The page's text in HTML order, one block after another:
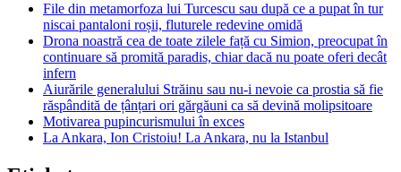
File din metamorfoza lui Turcescu sau după ce a pupat în tur
niscai pantaloni roșii, fluturele redevine omidă
Drona noastră cea de toate zilele față cu Simion, preocupat în
continuare să promită paradis, chiar dacă nu poate oferi decât
infern
Aiurările generalului Străinu sau nu-i nevoie ca prostia să fie
răspândită de țânțari ori gărgăuni ca să devină molipsitoare
Motivarea pupincurismului în exces
La Ankara, Ion Cristoiu! La Ankara, nu la Istanbul